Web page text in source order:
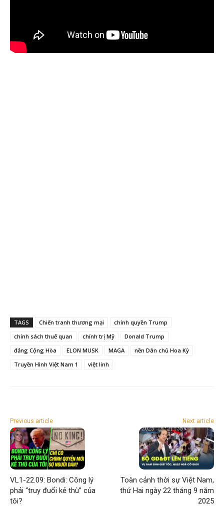
TAGS Chiến tranh thương mại
chính quyền Trump
chính sách thuế quan
chính trị Mỹ
Donald Trump
đảng Cộng Hòa
ELON MUSK MAGA
nền Dân chủ Hoa Kỳ
Truyền Hình Việt Nam 1
việt linh
Previous article
VL1-22.09: Bondi: Công lý
phải “truy đuổi kẻ thù” của
tôi?
Next article
Toàn cảnh thời sự Việt Nam,
thứ Hai ngày 22 tháng 9 năm
2025